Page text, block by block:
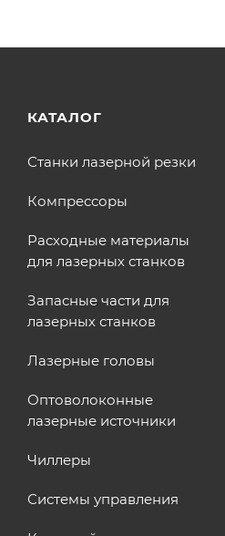
КАТАЛОГ
Станки лазерной резки
Компрессоры
Расходные материалы
для лазерных станков
Запасные части для
лазерных станков
Лазерные головы
Оптоволоконные
лазерные источники
Чиллеры
Системы управления